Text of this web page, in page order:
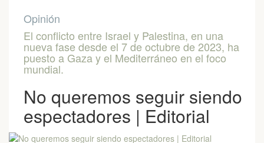
Opinión
El conflicto entre Israel y Palestina, en una
nueva fase desde el 7 de octubre de 2023, ha
puesto a Gaza y el Mediterráneo en el foco
mundial.
No queremos seguir siendo
espectadores | Editorial